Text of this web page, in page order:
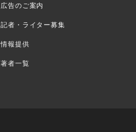
広告のご案内
記者・ライター募集
情報提供
著者一覧